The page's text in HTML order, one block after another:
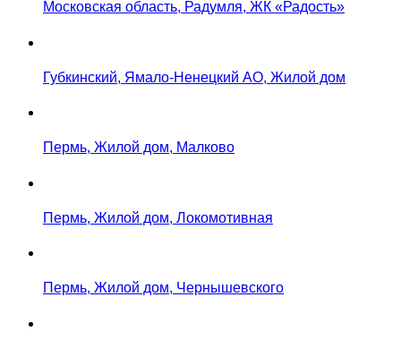
Московская область, Радумля, ЖК «Радость»
Губкинский, Ямало-Ненецкий АО, Жилой дом
Пермь, Жилой дом, Малково
Пермь, Жилой дом, Локомотивная
Пермь, Жилой дом, Чернышевского